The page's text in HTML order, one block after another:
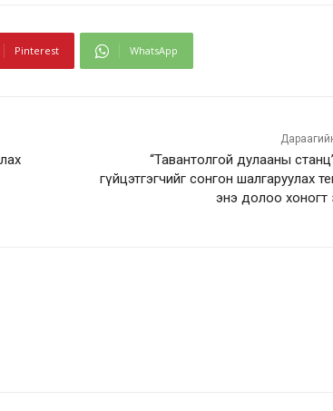
Pinterest WhatsApp
“Тавантолгой дулааны станц”
гүйцэтгэгчийг сонгон шалгаруулах
энэ долоо хоногт